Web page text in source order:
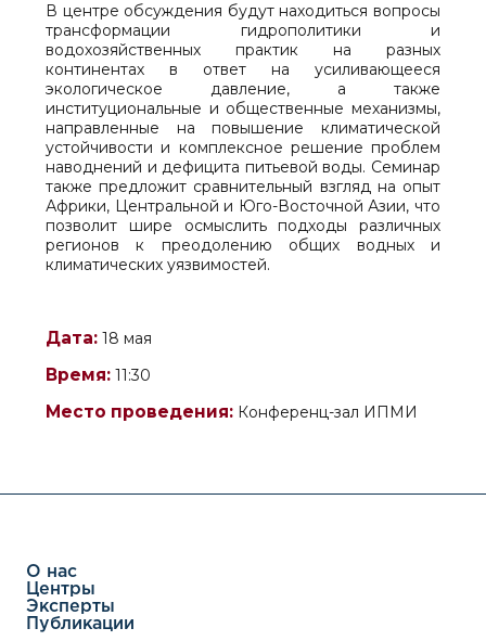
В центре обсуждения будут находиться вопросы
трансформации гидрополитики и
водохозяйственных практик на разных
континентах в ответ на усиливающееся
экологическое давление, а также
институциональные и общественные механизмы,
направленные на повышение климатической
устойчивости и комплексное решение проблем
наводнений и дефицита питьевой воды. Семинар
также предложит сравнительный взгляд на опыт
Африки, Центральной и Юго-Восточной Азии, что
позволит шире осмыслить подходы различных
регионов к преодолению общих водных и
климатических уязвимостей.
Дата: 18 мая
Время: 11:30
Место проведения: Конференц-зал ИПМИ
О нас
Центры
Эксперты
Публикации